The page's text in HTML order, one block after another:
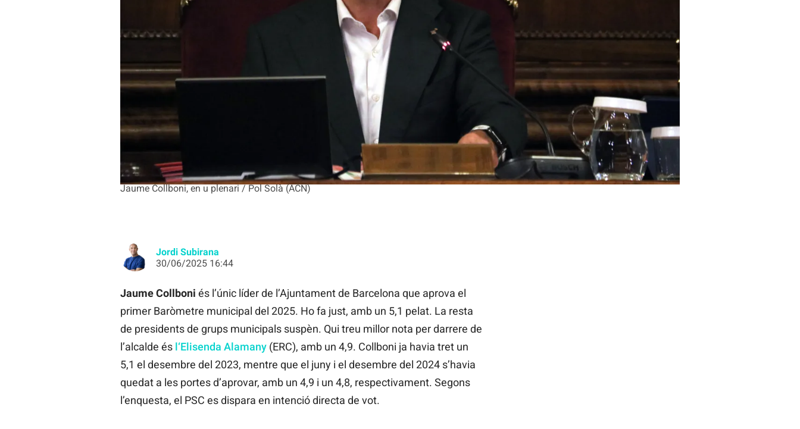
Jaume Collboni, en u plenari / Pol Solà (ACN)
Jordi Subirana
30/06/2025 16:44
Jaume Collboni és l’únic líder de l’Ajuntament de Barcelona que aprova el
primer Baròmetre municipal del 2025. Ho fa just, amb un 5,1 pelat. La resta
de presidents de grups municipals suspèn. Qui treu millor nota per darrere de
l’alcalde és l‘Elisenda Alamany (ERC), amb un 4,9. Collboni ja havia tret un
5,1 el desembre del 2023, mentre que el juny i el desembre del 2024 s’havia
quedat a les portes d’aprovar, amb un 4,9 i un 4,8, respectivament. Segons
l’enquesta, el PSC es dispara en intenció directa de vot.